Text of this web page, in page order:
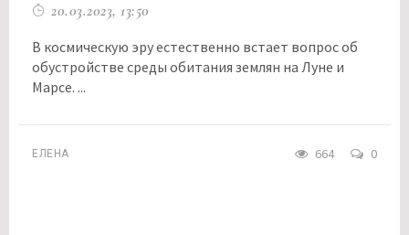
20.03.2023, 13:50
В космическую эру естественно встает вопрос об
обустройстве среды обитания землян на Луне и
Марсе. ...
ЕЛЕНА 664 0